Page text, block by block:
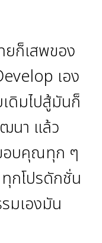
ยก็เสพของ
เอง
เดิมไปสู้มันก็
นา แล้ว
อบคุณทุก ๆ
กโปรดักชั่น
มเองมัน